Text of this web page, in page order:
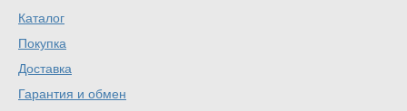
Каталог
Покупка
Доставка
Гарантия и обмен